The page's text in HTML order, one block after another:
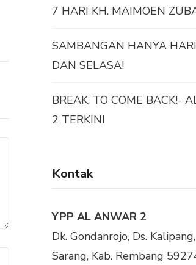
7 HARI KH. MAIMOEN
SAMBANGAN HANYA
DAN SELASA!
BREAK, TO COME BACK!-
2 TERKINI
Kontak
YPP AL ANWAR 2
Dk. Gondanrojo, Ds.
Sarang, Kab. Rembang